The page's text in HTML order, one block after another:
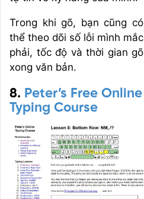
Trong khi gõ, bạn cũng có
thể theo dõi số lỗi mình mắc
phải, tốc độ và thời gian gõ
xong văn bản.
8. Peter’s Free Online
Typing Course